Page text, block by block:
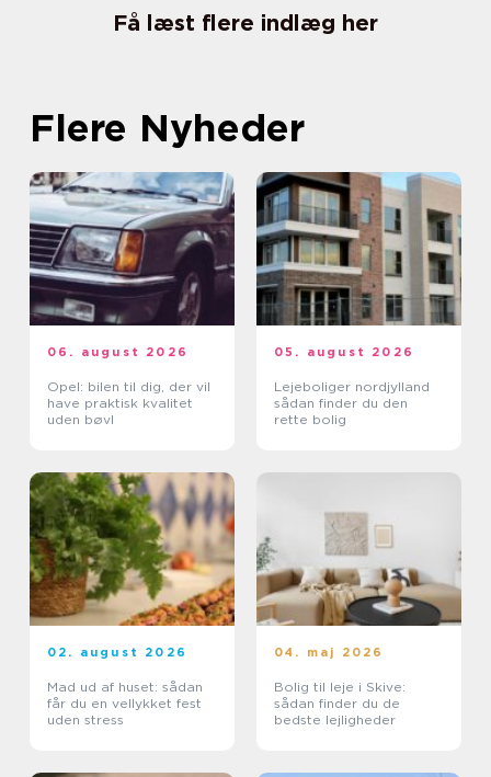
Få læst flere indlæg her
Flere Nyheder
06. august 2026
Opel: bilen til dig, der vil
have praktisk kvalitet
uden bøvl
05. august 2026
Lejeboliger nordjylland
sådan finder du den
rette bolig
02. august 2026
Mad ud af huset: sådan
får du en vellykket fest
uden stress
04. maj 2026
Bolig til leje i Skive:
sådan finder du de
bedste lejligheder